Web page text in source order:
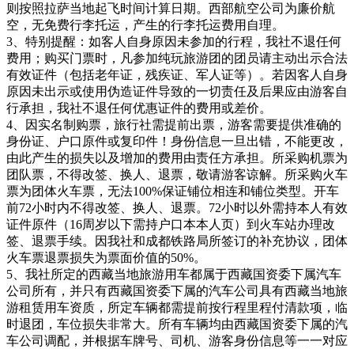
则按照拉萨当地起飞时间计算日期。西部航空公司为廉价航
空，无免费行李托运，产生的行李托运费用自理。
3、特别提醒：如客人自身原因未参加的行程，我社不退任何
费用；购买门票时，凡参加纯玩旅游团的团员请主动出示合法
有效证件（包括老年证，残疾证、军人证等）。若因客人自身
原因未出示或使用伪造证件导致的一切责任及后果应由游客自
行承担，我社不退任何优惠证件的费用或差价。
4、因实名制购票，旅行社需提前出票，游客需要提供准确的
身份证、户口原件或复印件！身份信息一旦出错，不能更改，
由此产生的损失以及增加的费用由责任方承担。所采购机票为
团队票，不得改签、换人、退票，敬请游客谅解。所采购火车
票为团体火车票，无法100%保证铺位相连和铺位类型。开车
前72小时内不得改签、换人、退票。72小时以外需持本人有效
证件原件（16周岁以下需持户口本本人页）到火车站办理改
签、退票手续。因我社和成都铁路局所签订的补充协议，团体
火车票退票损失为票面价值的50%。
5、我社所定的西藏当地旅游用车都属于西藏国资委下属汽车
公司所有，并只有西藏国资委下属的汽车公司具有西藏当地旅
游租赁用车资质，所定车辆都需提前按行程里程付清款项，临
时退团，车位损失非常大。所有车辆均由西藏国资委下属的汽
车公司调配，并根据车牌号、司机、游客身份信息等一一对应